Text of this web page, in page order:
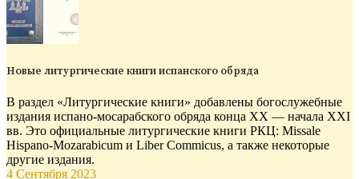
Новые литургические книги испанского обряда
В раздел «Литургические книги» добавлены богослужебные
издания испано-мосарабского обряда конца XX — начала XXI
вв. Это официальные литургические книги РКЦ: Missale
Hispano-Mozarabicum и Liber Commicus, а также некоторые
другие издания.
4 Сентября 2023